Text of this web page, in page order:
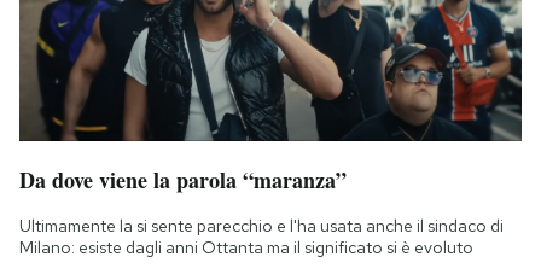
Da dove viene la parola “maranza”
Ultimamente la si sente parecchio e l'ha usata anche il sindaco di
Milano: esiste dagli anni Ottanta ma il significato si è evoluto